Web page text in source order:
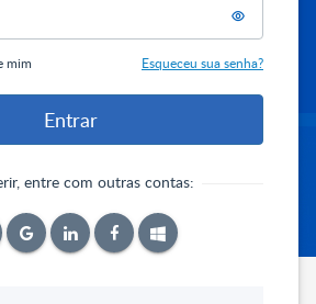
mim Esqueceu sua senha?
entre com outras contas: